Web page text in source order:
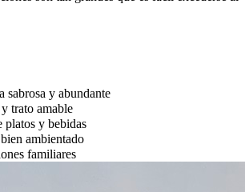
sabrosa y abundante
trato amable
platos y bebidas
ambientado
familiares